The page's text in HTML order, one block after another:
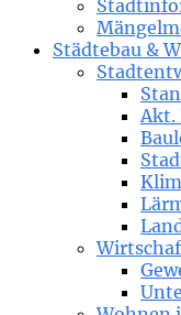
Städtebau &
Akt.